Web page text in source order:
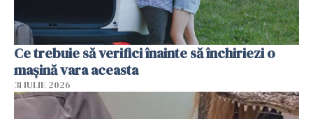
Ce trebuie să verifici înainte să închiriezi o
mașină vara aceasta
31 IULIE 2026